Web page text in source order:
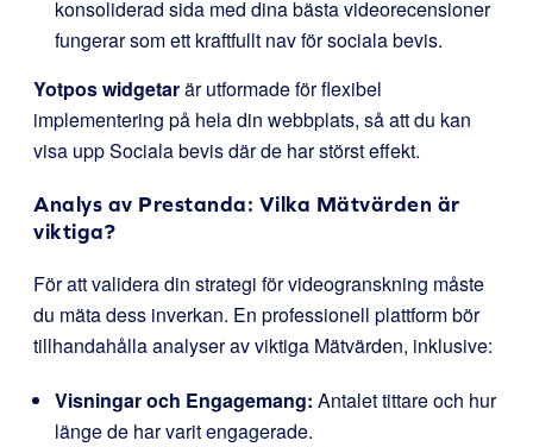
konsoliderad sida med dina bästa videorecensioner
fungerar som ett kraftfullt nav för sociala bevis.
Yotpos widgetarär utformade för flexibel
implementering på hela din webbplats, så att du kan
visa upp Sociala bevis där de har störst effekt.
Analys av Prestanda: Vilka Mätvärden är
viktiga?
För att validera din strategi för videogranskning måste
du mäta dess inverkan. En professionell plattform bör
tillhandahålla analyser av viktiga Mätvärden, inklusive:
Visningar och Engagemang: Antalet tittare och hur
länge de har varit engagerade.